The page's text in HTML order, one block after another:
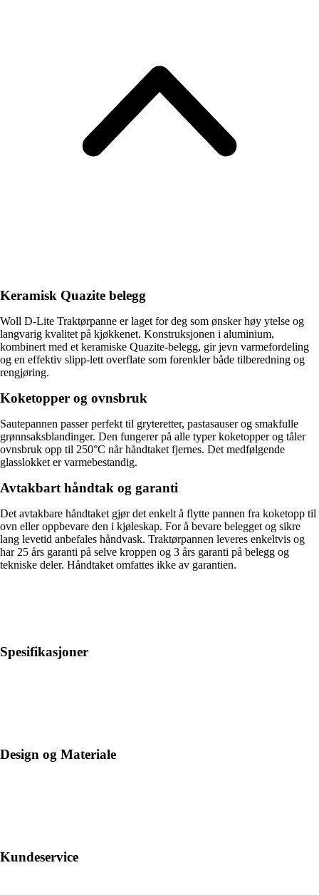
Keramisk Quazite belegg
Woll D-Lite Traktørpanne er laget for deg som ønsker høy ytelse og
langvarig kvalitet på kjøkkenet. Konstruksjonen i aluminium,
kombinert med et keramiske Quazite-belegg, gir jevn varmefordeling
og en effektiv slipp-lett overflate som forenkler både tilberedning og
rengjøring.
Koketopper og ovnsbruk
Sautepannen passer perfekt til gryteretter, pastasauser og smakfulle
grønnsaksblandinger. Den fungerer på alle typer koketopper og tåler
ovnsbruk opp til 250°C når håndtaket fjernes. Det medfølgende
glasslokket er varmebestandig.
Avtakbart håndtak og garanti
Det avtakbare håndtaket gjør det enkelt å flytte pannen fra koketopp til
ovn eller oppbevare den i kjøleskap. For å bevare belegget og sikre
lang levetid anbefales håndvask. Traktørpannen leveres enkeltvis og
har 25 års garanti på selve kroppen og 3 års garanti på belegg og
tekniske deler. Håndtaket omfattes ikke av garantien.
Spesifikasjoner
Design og Materiale
Kundeservice